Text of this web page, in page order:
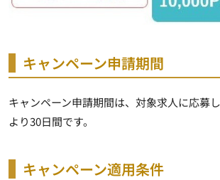
キャンペーン申請期間
キャンペーン申請期間は、対象求人に応募
より30日間です。
キャンペーン適用条件